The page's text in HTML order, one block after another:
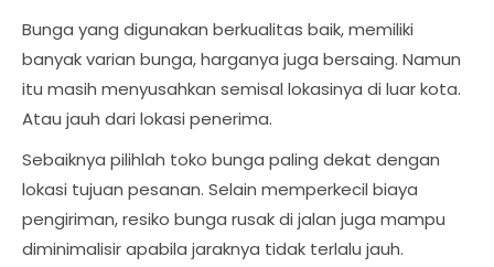
Bunga yang digunakan berkualitas baik, memiliki
banyak varian bunga, harganya juga bersaing. Namun
itu masih menyusahkan semisal lokasinya di luar kota.
Atau jauh dari lokasi penerima.
Sebaiknya pilihlah toko bunga paling dekat dengan
lokasi tujuan pesanan. Selain memperkecil biaya
pengiriman, resiko bunga rusak di jalan juga mampu
diminimalisir apabila jaraknya tidak terlalu jauh.